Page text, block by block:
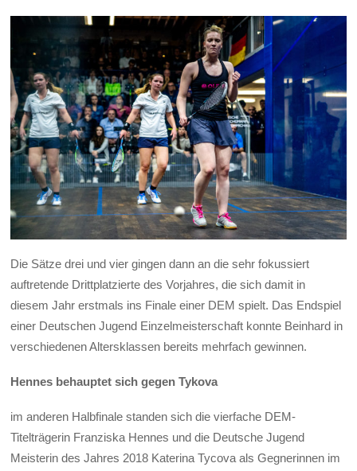
Die Sätze drei und vier gingen dann an die sehr fokussiert
auftretende Drittplatzierte des Vorjahres, die sich damit in
diesem Jahr erstmals ins Finale einer DEM spielt. Das Endspiel
einer Deutschen Jugend Einzelmeisterschaft konnte Beinhard in
verschiedenen Altersklassen bereits mehrfach gewinnen.
Hennes behauptet sich gegen Tykova
im anderen Halbfinale standen sich die vierfache DEM-
Titelträgerin Franziska Hennes und die Deutsche Jugend
Meisterin des Jahres 2018 Katerina Tycova als Gegnerinnen im